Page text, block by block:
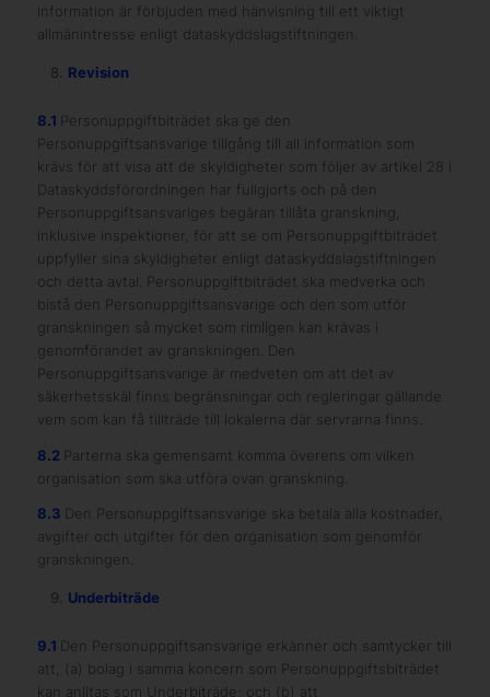
information är förbjuden med hänvisning till ett viktigt
allmänintresse enligt dataskyddslagstiftningen.
Revision
8.1 Personuppgiftbiträdet ska ge den
Personuppgiftsansvarige tillgång till all information som
krävs för att visa att de skyldigheter som följer av artikel 28 i
Dataskyddsförordningen har fullgjorts och på den
Personuppgiftsansvariges begäran tillåta granskning,
inklusive inspektioner, för att se om Personuppgiftbiträdet
uppfyller sina skyldigheter enligt dataskyddslagstiftningen
och detta avtal. Personuppgiftbiträdet ska medverka och
bistå den Personuppgiftsansvarige och den som utför
granskningen så mycket som rimligen kan krävas i
genomförandet av granskningen. Den
Personuppgiftsansvarige är medveten om att det av
säkerhetsskäl finns begränsningar och regleringar gällande
vem som kan få tillträde till lokalerna där servrarna finns.
8.2 Parterna ska gemensamt komma överens om vilken
organisation som ska utföra ovan granskning.
8.3
Den Personuppgiftsansvarige ska betala alla kostnader,
avgifter och utgifter för den organisation som genomför
granskningen.
Underbiträde
9.1
Den Personuppgiftsansvarige erkänner och samtycker till
att, (a) bolag i samma koncern som Personuppgiftsbiträdet
kan anlitas som Underbiträde; och (b) att